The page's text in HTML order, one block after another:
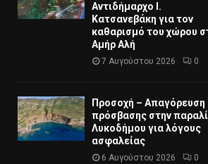
Αντιδήμαρχο Ι.
Κατσανεβάκη για τον
καθαρισμό του χώρου
Αμήρ Αλή
7 Αυγούστου 2026 0
Προσοχή – Απαγόρευση
πρόσβασης στην
Λυκοδήμου για λόγους
ασφαλείας
6 Αυγούστου 2026 0